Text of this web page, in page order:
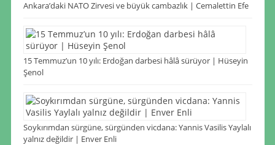
Ankara’daki NATO Zirvesi ve büyük cambazlık | Cemalettin Efe
15 Temmuz’un 10 yılı: Erdoğan darbesi hâlâ sürüyor | Hüseyin
Şenol
Soykırımdan sürgüne, sürgünden vicdana: Yannis Vasilis Yaylalı
yalnız değildir | Enver Enli